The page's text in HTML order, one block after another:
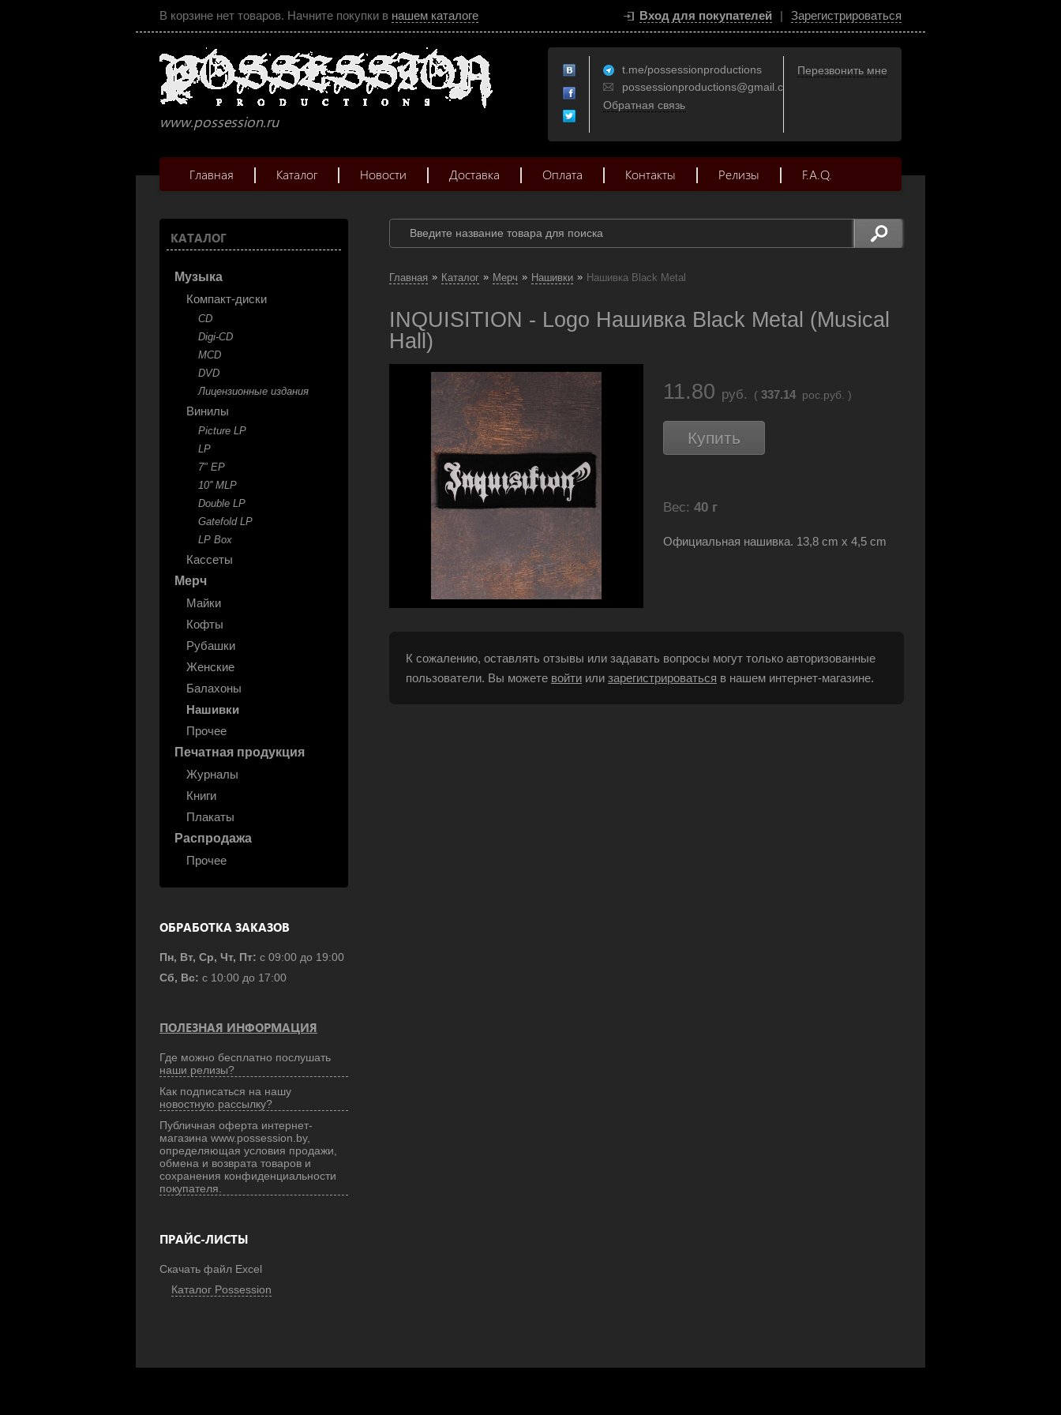
В корзине нет товаров. Начните покупки в нашем каталоге Вход для покупателей | Зарегистрироваться
www.possession.ru
t.me/possessionproductions
possessionproductions@gmail.com
Обратная связь
Перезвонить мне
Главная Каталог Новости Доставка Оплата Контакты Релизы F.A.Q.
КАТАЛОГ
Музыка
Компакт-диски
CD
Digi-CD
MCD
DVD
Лицензионные издания
Винилы
Picture LP
LP
7" EP
10'' MLP
Double LP
Gatefold LP
LP Box
Кассеты
Мерч
Майки
Кофты
Рубашки
Женские
Балахоны
Нашивки
Прочее
Печатная продукция
Журналы
Книги
Плакаты
Распродажа
Прочее
ОБРАБОТКА ЗАКАЗОВ
Пн, Вт, Ср, Чт, Пт: с 09:00 до 19:00
Сб, Вс: с 10:00 до 17:00
ПОЛЕЗНАЯ ИНФОРМАЦИЯ
Где можно бесплатно послушать
наши релизы?
Как подписаться на нашу
новостную рассылку?
Публичная оферта интернет-
магазина www.possession.by,
определяющая условия продажи,
обмена и возврата товаров и
сохранения конфиденциальности
покупателя.
ПРАЙС-ЛИСТЫ
Скачать файл Excel
Каталог Possession
Главная » Каталог » Мерч » Нашивки » Нашивка Black Metal
INQUISITION - Logo Нашивка Black Metal (Musical
Hall)
11.80 руб. ( 337.14 рос.руб. )
Купить
Вес: 40 г
Официальная нашивка. 13,8 cm x 4,5 cm
К сожалению, оставлять отзывы или задавать вопросы могут только авторизованные
пользователи. Вы можете войти или зарегистрироваться в нашем интернет-магазине.